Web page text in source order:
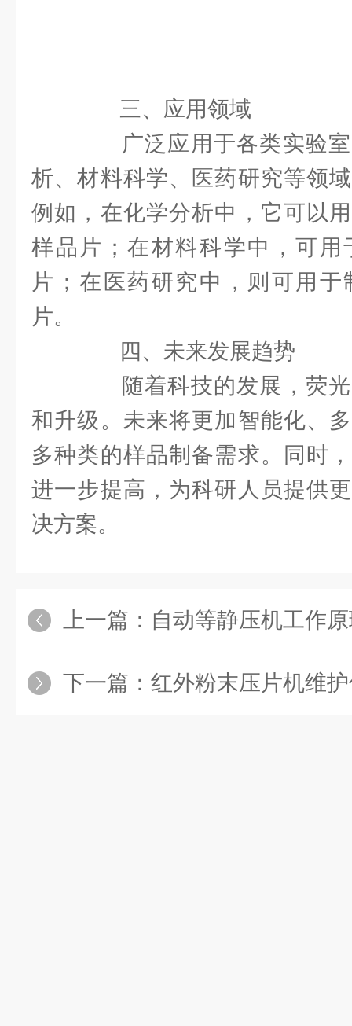
三、应用领域
广泛应用于各类实验室
析、材料科学、医药研究等领
例如，在化学分析中，它可以
样品片；在材料科学中，可用
片；在医药研究中，则可用
片。
四、未来发展趋势
随着科技的发展，荧光
和升级。未来将更加智能化、
多种类的样品制备需求。同时
进一步提高，为科研人员提供
决方案。
上一篇： 自动等静压机工作
下一篇： 红外粉末压片机维